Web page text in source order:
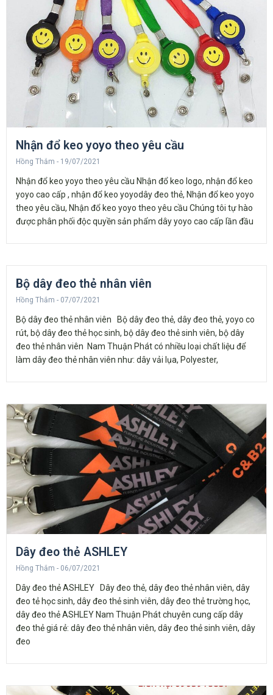
Nhận đổ keo yoyo theo yêu cầu
Hồng Thắm 19/07/2021
Nhận đổ keo yoyo theo yêu cầu Nhận đổ keo logo, nhận đổ keo
yoyo cao cấp , nhận đổ keo yoyodây đeo thẻ, Nhận đổ keo yoyo
theo yêu cầu, Nhận đổ keo yoyo theo yêu cầu Chúng tôi tự hào
được phân phối độc quyền sản phẩm dây yoyo cao cấp lần đầu
Bộ dây đeo thẻ nhân viên
Hồng Thắm 07/07/2021
Bộ dây đeo thẻ nhân viên Bộ dây đeo thẻ, dây đeo thẻ, yoyo co
rút, bộ dây đeo thẻ học sinh, bộ dây đeo thẻ sinh viên, bộ dây
đeo thẻ nhân viên Nam Thuận Phát có nhiều loại chất liệu để
làm dây đeo thẻ nhân viên như: dây vải lụa, Polyester,
Dây đeo thẻ ASHLEY
Hồng Thắm 06/07/2021
Dây đeo thẻ ASHLEY Dây đeo thẻ, dây đeo thẻ nhân viên, dây
đeo tẻ học sinh, dây đeo thẻ sinh viên, dây đeo thẻ trường học,
dây đeo thẻ ASHLEY Nam Thuận Phát chuyên cung cấp dây
đeo thẻ giá rẻ: dây đeo thẻ nhân viên, dây đeo thẻ sinh viên, dây
đeo